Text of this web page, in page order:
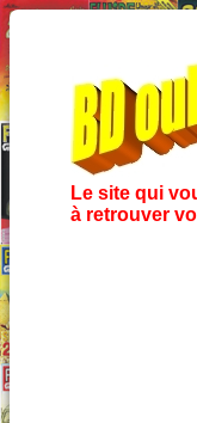
Le site qui
à retrouver